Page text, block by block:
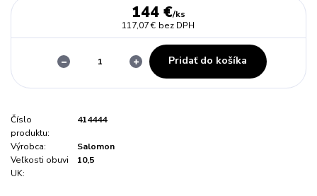
144 €/ks
117,07 € bez DPH
Pridať do košíka
Číslo
produktu:
414444
Výrobca:
Salomon
Veľkosti obuvi
UK:
10,5